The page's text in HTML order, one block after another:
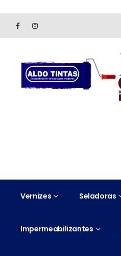
Vernizes Seladoras
Impermeabilizantes